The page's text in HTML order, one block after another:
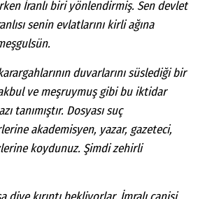
İranlı biri yönlendirmiş. Sen devlet
senin evlatlarını kirli ağına
duvarlarını süslediği bir
ve meşruymuş gibi bu iktidar
tanımıştır. Dosyası suç
akademisyen, yazar, gazeteci,
koydunuz. Şimdi zehirli